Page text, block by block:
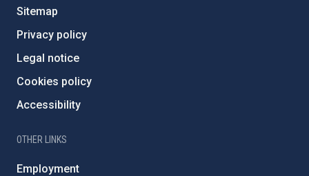
Sitemap
Privacy policy
Legal notice
Cookies policy
Accessibility
OTHER LINKS
Employment